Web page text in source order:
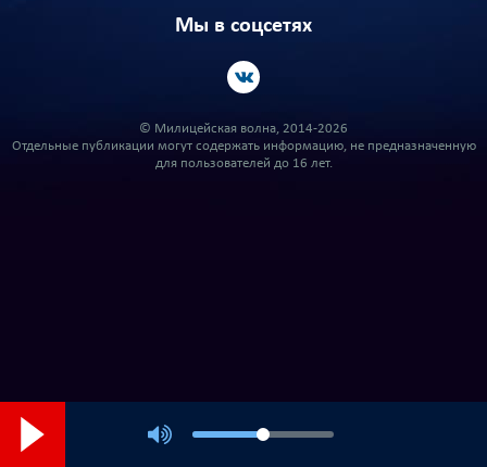
Мы в соцсетях
© Милицейская волна, 2014-2026
Отдельные публикации могут содержать информацию, не предназначенную
для пользователей до 16 лет.